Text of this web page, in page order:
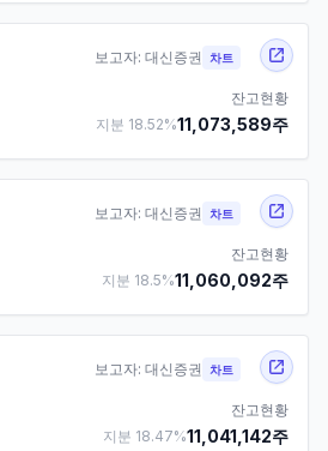
보고자: 대신증권 차트
잔고현황
지분 18.52%11,073,589주
보고자: 대신증권 차트
잔고현황
지분 18.5%11,060,092주
보고자: 대신증권 차트
잔고현황
지분 18.47%11,041,142주